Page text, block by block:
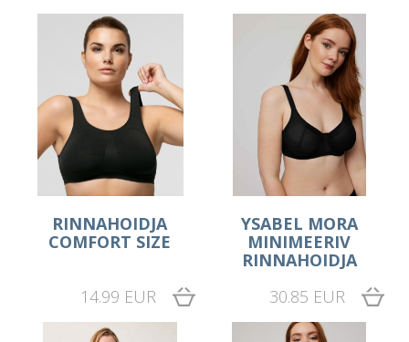
RINNAHOIDJA
COMFORT SIZE
14.99 EUR
YSABEL MORA
MINIMEERIV
RINNAHOIDJA
30.85 EUR